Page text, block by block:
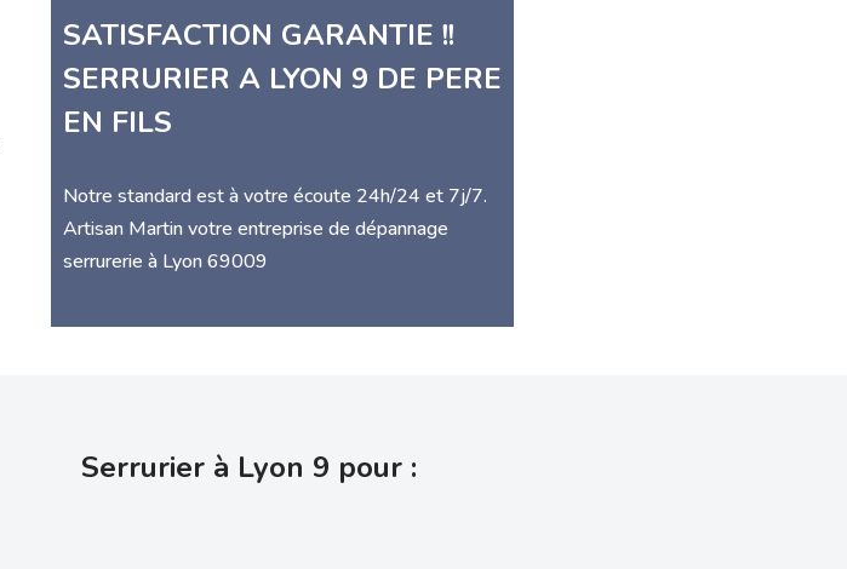
SATISFACTION GARANTIE !!
SERRURIER A LYON 9 DE PERE
EN FILS
Notre standard est à votre écoute 24h/24 et 7j/7.
Artisan Martin votre entreprise de dépannage
serrurerie à Lyon 69009
Serrurier à Lyon 9 pour :